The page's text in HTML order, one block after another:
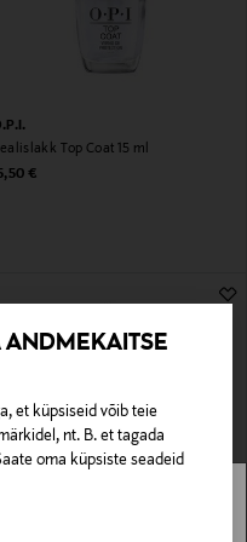
ANDMEKAITSE
et küpsiseid võib teie
nt. B. et tagada
oma küpsiste seadeid
Top Coat 15 ml
Price
€